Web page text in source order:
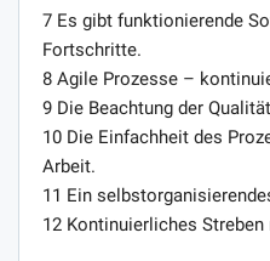
7 Es gibt funktionierende
Fortschritte.
8 Agile Prozesse –
9 Die Beachtung der
10 Die Einfachheit des
Arbeit.
11 Ein
12 Kontinuierliches Streben